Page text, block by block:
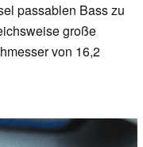
passablen Bass zu
große
von 16,2